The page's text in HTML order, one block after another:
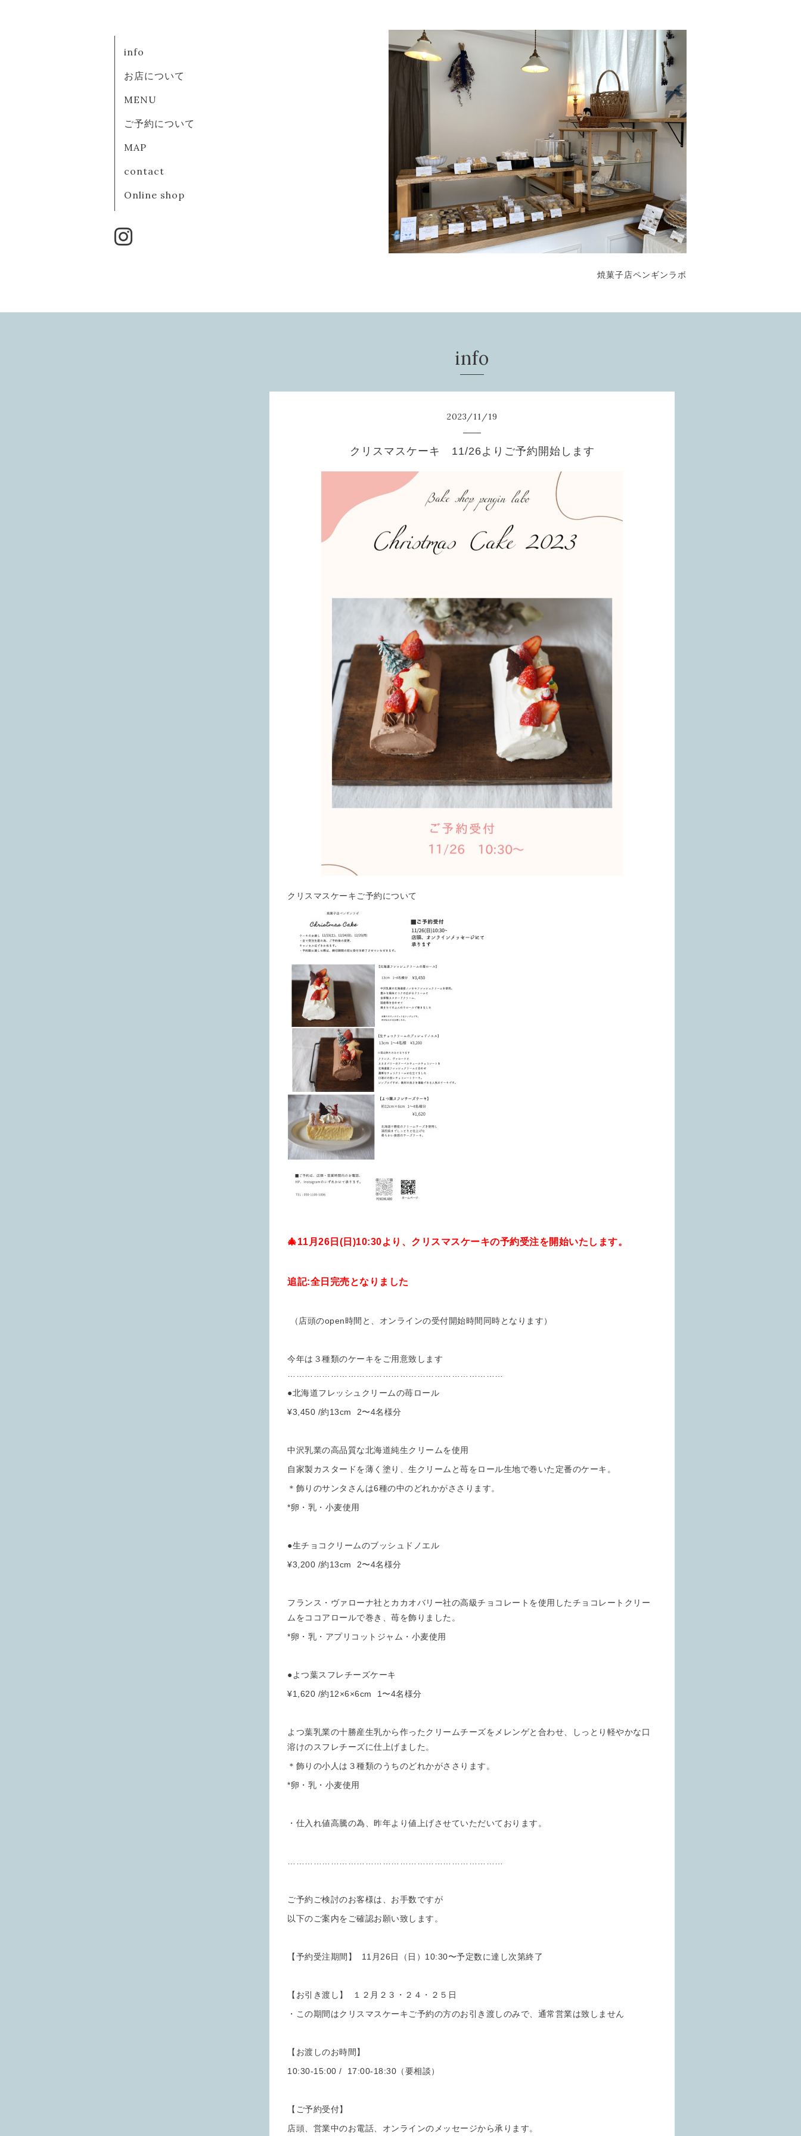
焼菓子店ペンギンラボ
info
お店について
MENU
ご予約について
MAP
contact
Online shop
info
2023/11/19
クリスマスケーキ 11/26よりご予約開始します
クリスマスケーキご予約について
🎄11月26日(日)10:30より、クリスマスケーキの予約受注を開始いたします。
追記:全日完売となりました
（店頭のopen時間と、オンラインの受付開始時間同時となります）
今年は３種類のケーキをご用意致します
●北海道フレッシュクリームの苺ロール
¥3,450 /約13cm 2〜4名様分
中沢乳業の高品質な北海道純生クリームを使用
自家製カスタードを薄く塗り、生クリームと苺をロール生地で巻いた定番のケーキ。
＊飾りのサンタさんは6種の中のどれかがささります。
*卵・乳・小麦使用
●生チョコクリームのブッシュドノエル
¥3,200 /約13cm 2〜4名様分
フランス・ヴァローナ社とカカオバリー社の高級チョコレートを使用したチョコレートクリー
ムをココアロールで巻き、苺を飾りました。
*卵・乳・アプリコットジャム・小麦使用
●よつ葉スフレチーズケーキ
¥1,620 /約12×6×6cm 1〜4名様分
よつ葉乳業の十勝産生乳から作ったクリームチーズをメレンゲと合わせ、しっとり軽やかな口
溶けのスフレチーズに仕上げました。
＊飾りの小人は３種類のうちのどれかがささります。
*卵・乳・小麦使用
・仕入れ値高騰の為、昨年より値上げさせていただいております。
ご予約ご検討のお客様は、お手数ですが
以下のご案内をご確認お願い致します。
【予約受注期間】 11月26日（日）10:30〜予定数に達し次第終了
【お引き渡し】 １２月２３・２４・２５日
・この期間はクリスマスケーキご予約の方のお引き渡しのみで、通常営業は致しません
【お渡しのお時間】
10:30-15:00 / 17:00-18:30（要相談）
【ご予約受付】
店頭、営業中のお電話、オンラインのメッセージから承ります。